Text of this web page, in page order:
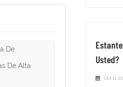
pocos
los
las
Usted?
Oct 11,
De
De Alta